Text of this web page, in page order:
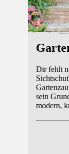
Dir fehlt
sein
modern,